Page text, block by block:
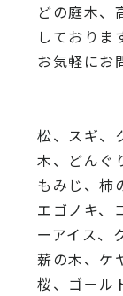
どの庭木、
しておりま
お気軽にお
松、スギ、
木、どんぐ
もみじ、柿
エゴノキ、
ーアイス、
薪の木、ケ
桜、 ゴール